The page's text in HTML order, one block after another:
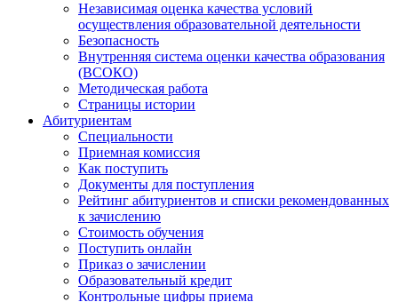
Независимая оценка качества условий
осуществления образовательной деятельности
Безопасность
Внутренняя система оценки качества образования
(ВСОКО)
Методическая работа
Страницы истории
Абитуриентам
Специальности
Приемная комиссия
Как поступить
Документы для поступления
Рейтинг абитуриентов и списки рекомендованных
к зачислению
Стоимость обучения
Поступить онлайн
Приказ о зачислении
Образовательный кредит
Контрольные цифры приема